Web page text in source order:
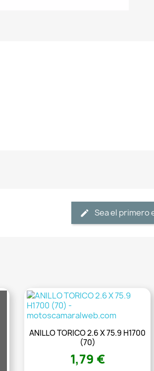
Sea el primero
ANILLO TORICO 2.6 X 75.9 H1700
(70)
1,79 €